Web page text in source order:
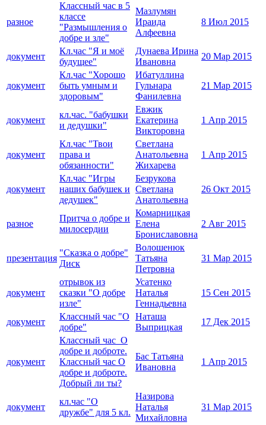
разное
Классный час в 5
классе
"Размышления о
добре и зле"
Мазлумян
Ираида
Алфеевна
8 Июл 2015
документ
Кл.час "Я и моё
будущее"
Дунаева Ирина
Ивановна
20 Мар 2015
документ
Кл.час "Хорошо
быть умным и
здоровым"
Ибатуллина
Гульнара
Фанилевна
21 Мар 2015
документ
кл.час. "бабушки
и дедушки"
Евжик
Екатерина
Викторовна
1 Апр 2015
документ
Кл.час "Твои
права и
обязанности"
Светлана
Анатольевна
Жихарева
1 Апр 2015
документ
Кл.час "Игры
наших бабушек и
дедушек"
Безрукова
Светлана
Анатольевна
26 Окт 2015
разное
Притча о добре и
милосердии
Комарницкая
Елена
Брониславовна
2 Авг 2015
презентация
"Сказка о добре"
Диск
Волошенюк
Татьяна
Петровна
31 Мар 2015
документ
отрывок из
сказки "О добре
изле"
Усатенко
Наталья
Геннадьевна
15 Сен 2015
документ
Классный час "О
добре"
Наташа
Выприцкая
17 Дек 2015
документ
Классный час_О
добре и доброте.
Классный час О
добре и доброте.
Добрый ли ты?
Бас Татьяна
Ивановна
1 Апр 2015
документ
кл.час "О
дружбе" для 5 кл.
Назирова
Наталья
Михайловна
31 Мар 2015